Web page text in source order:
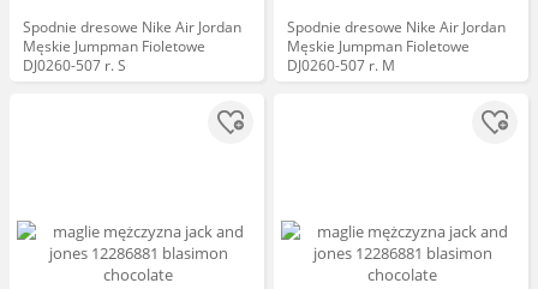
Spodnie dresowe Nike Air Jordan
Męskie Jumpman Fioletowe
DJ0260-507 r. S
Spodnie dresowe Nike Air Jordan
Męskie Jumpman Fioletowe
DJ0260-507 r. M